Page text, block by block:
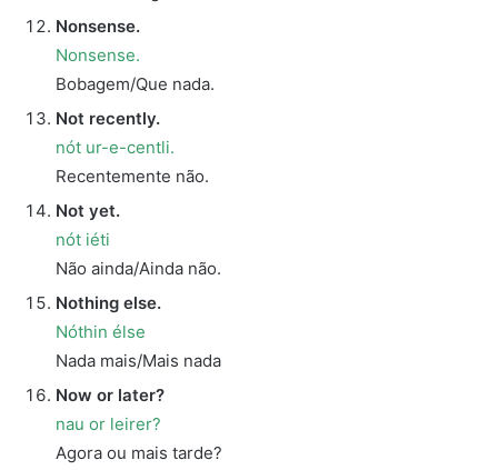
Nonsense.
Nonsense.
Bobagem/Que nada.
Not recently.
nót ur-e-centli.
Recentemente não.
Not yet.
nót iéti
Não ainda/Ainda não.
Nothing else.
Nóthin élse
Nada mais/Mais nada
Now or later?
nau or leirer?
Agora ou mais tarde?